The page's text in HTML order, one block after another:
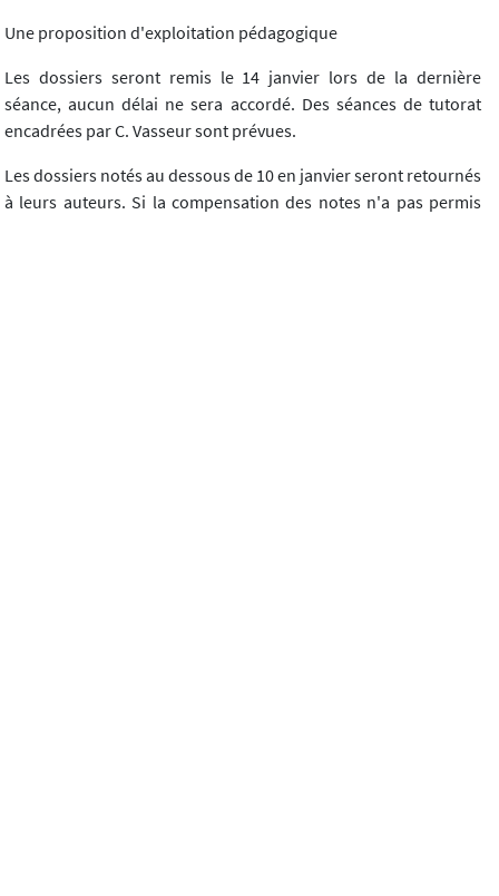
Une proposition d'exploitation pédagogique
Les dossiers seront remis le 14 janvier lors de la dernière
séance, aucun délai ne sera accordé. Des séances de tutorat
encadrées par C. Vasseur sont prévues.
Les dossiers notés au dessous de 10 en janvier seront retournés
à leurs auteurs. Si la compensation des notes n'a pas permis